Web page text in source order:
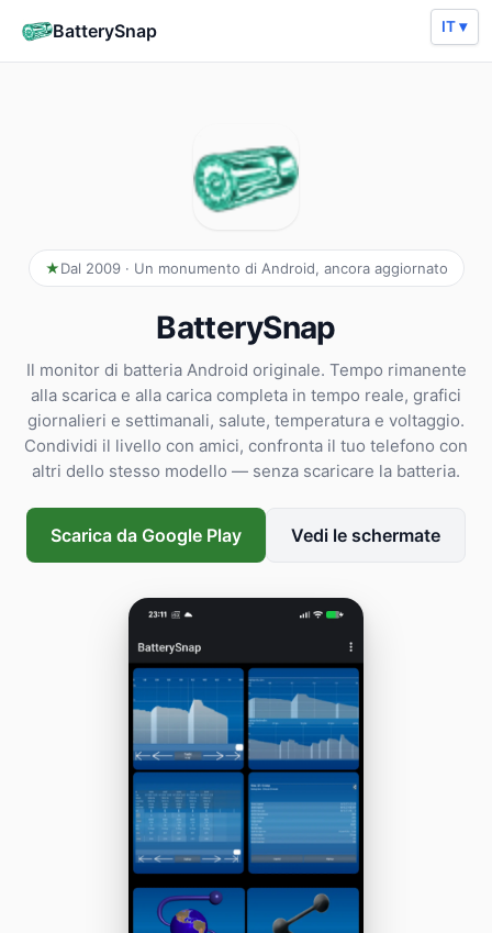
BatterySnap
Dal 2009 · Un monumento di Android, ancora aggiornato
BatterySnap
Il monitor di batteria Android originale. Tempo rimanente
alla scarica e alla carica completa in tempo reale, grafici
giornalieri e settimanali, salute, temperatura e voltaggio.
Condividi il livello con amici, confronta il tuo telefono con
altri dello stesso modello — senza scaricare la batteria.
Scarica da Google Play Vedi le schermate
IT ▾